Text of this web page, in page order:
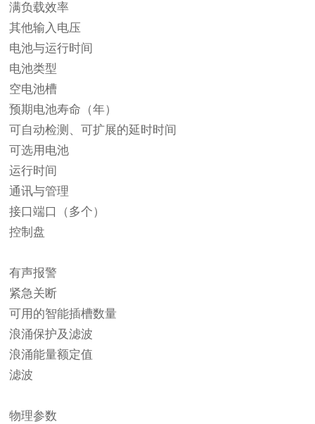
满负载效率
其他输入电压
电池与运行时间
电池类型
空电池槽
预期电池寿命（年）
可自动检测、可扩展的延时时间
可选用电池
运行时间
通讯与管理
接口端口（多个）
控制盘
有声报警
紧急关断
可用的智能插槽数量
浪涌保护及滤波
浪涌能量额定值
滤波
物理参数